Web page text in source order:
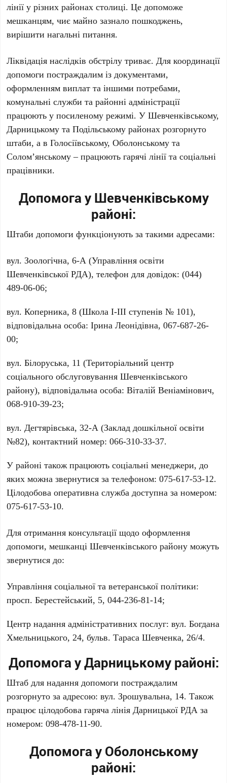
лінії у різних районах столиці. Це допоможе
мешканцям, чиє майно зазнало пошкоджень,
вирішити нагальні питання.
Ліквідація наслідків обстрілу триває. Для координації
допомоги постраждалим із документами,
оформленням виплат та іншими потребами,
комунальні служби та районні адміністрації
працюють у посиленому режимі. УШевченківському,
Дарницькому таПодільському районах розгорнуто
штаби, а вГолосіївському,Оболонському та
Солом’янському– працюють гарячі лінії та соціальні
працівники.
Допомога у Шевченківському
районі:
Штаби допомоги функціонують за такими адресами:
вул. Зоологічна, 6-А (Управління освіти
Шевченківської РДА), телефон для довідок:(044)
489-06-06;
вул. Коперника, 8 (Школа І-ІІІ ступенів № 101),
відповідальна особа: Ірина Леонідівна,067-687-26-
00;
вул. Білоруська, 11 (Територіальний центр
соціального обслуговування Шевченківського
району), відповідальна особа: Віталій Веніамінович,
068-910-39-23;
вул. Дегтярівська, 32-А (Заклад дошкільної освіти
№82), контактний номер:066-310-33-37.
У районі також працюють соціальні менеджери, до
яких можна звернутися за телефоном:075-617-53-12.
Цілодобова оперативна служба доступна за номером:
075-617-53-10.
Для отримання консультації щодо оформлення
допомоги, мешканці Шевченківського району можуть
звернутися до:
Управління соціальної та ветеранської політики:
просп. Берестейський, 5,044-236-81-14;
Центр надання адміністративних послуг:вул. Богдана
Хмельницького, 24,бульв. Тараса Шевченка, 26/4.
Допомога у Дарницькому районі:
Штаб для надання допомоги постраждалим
розгорнуто за адресою:вул. Зрошувальна, 14. Також
працює цілодобова гаряча лінія Дарницької РДА за
номером:098-478-11-90.
Допомога у Оболонському
районі: